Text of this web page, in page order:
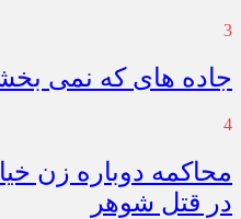
3
جاده های که نمی
4
محاکمه دوباره زن
در قتل شوهر